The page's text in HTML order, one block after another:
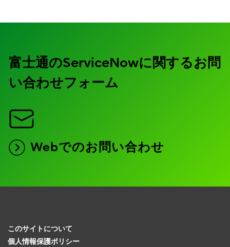
富士通のServiceNowに関するお問
い合わせフォーム
Webでのお問い合わせ
このサイトについて
個人情報保護ポリシー